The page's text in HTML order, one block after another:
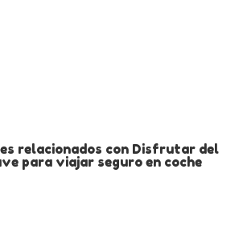
relacionados con Disfrutar del
para viajar seguro en coche